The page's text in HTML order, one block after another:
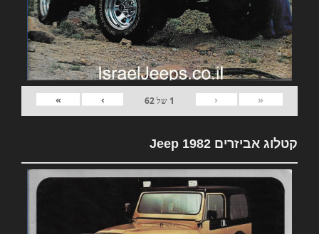
«
‹
1 של62
›
»
קטלוג אביזרים 1982 Jeep